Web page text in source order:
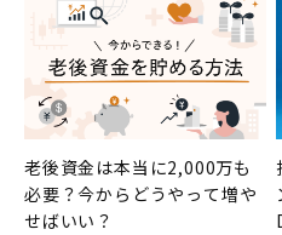
老後資金は本当に2,000万も
必要？今からどうやって増や
せばいい？